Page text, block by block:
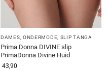
DAMES ONDERMODE SLIP TANGA
Prima Donna DIVINE slip
PrimaDonna Divine Huid
43,90